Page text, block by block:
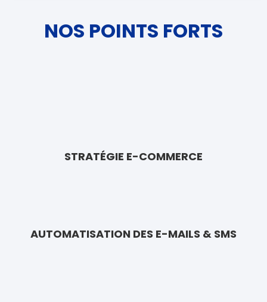
NOS POINTS FORTS
STRATÉGIE E-COMMERCE
AUTOMATISATION DES E-MAILS & SMS